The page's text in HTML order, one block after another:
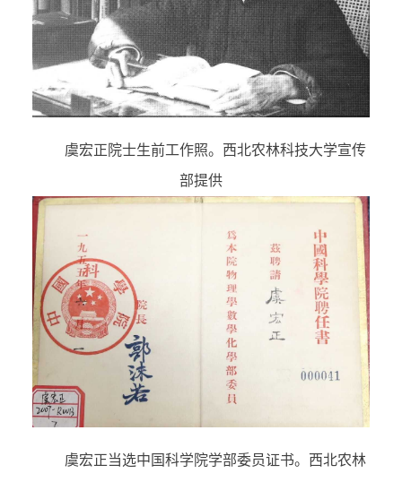
虞宏正院士生前工作照。西北农林科技大学宣传
部提供
虞宏正当选中国科学院学部委员证书。西北农林